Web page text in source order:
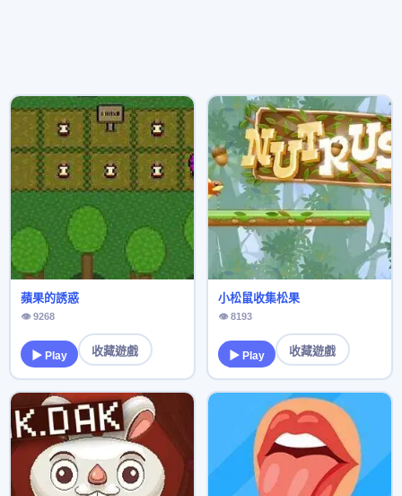
蘋果的誘惑
👁 9268
▶ Play 收藏遊戲
小松鼠收集松果
👁 8193
▶ Play 收藏遊戲